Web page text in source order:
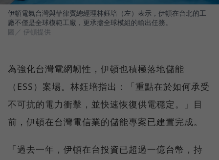
伊頓電氣台灣與菲律賓總經理林鈺培（左）表示，伊頓在台北的工
廠不僅是全球模範工廠，更承擔全球模組的輸出任務。
圖／ 伊頓提供
為強化台灣電網韌性，伊頓也積極落地儲能
（ESS）案場。林鈺培指出：「重點在於如何承受
不可抗的電力衝擊，並快速恢復供電穩定。」目
前，伊頓在台灣電信業的儲能專案已建置完成。
「過去一年，伊頓在台投資已超過一億台幣，持